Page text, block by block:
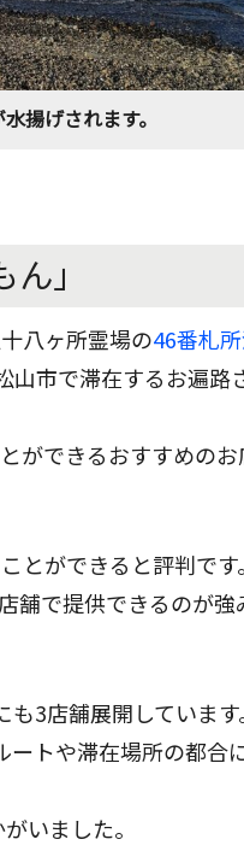
揚げされます。
」
八ヶ所霊場の46番札
山市で滞在するお遍路
ができるおすすめの
とができると評判で
舗で提供できるのが強
3店舗展開しています
トや滞在場所の都合
いました。